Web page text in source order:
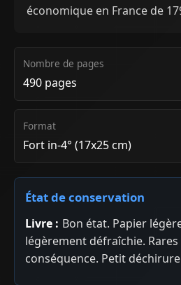
économique en France de
Nombre de pages
490 pages
Format
Fort in-4° (17x25 cm)
État de conservation
Livre : Bon état. Papier
légèrement défraîchie.
conséquence. Petit